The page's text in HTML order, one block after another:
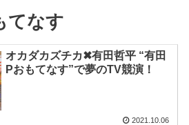
てなす
オカダカズチカ✖有田哲平 “有田
Pおもてなす”で夢のTV競演！
2021.10.06